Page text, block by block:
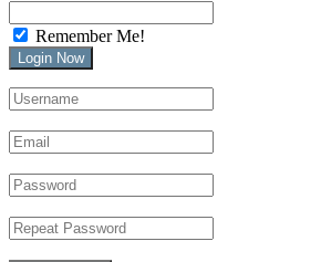
Remember Me!